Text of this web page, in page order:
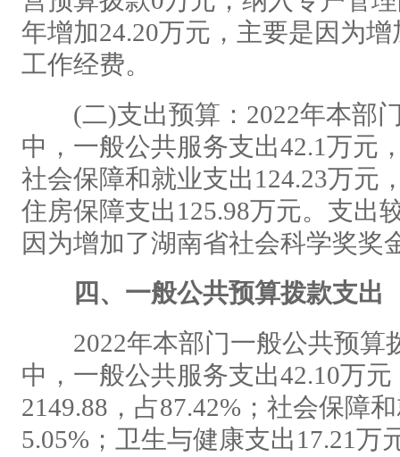
年增加24.20万元，主要是因为
工作经费。
(二)支出预算：2022年本部门
中，一般公共服务支出42.1万元
社会保障和就业支出124.23万元
住房保障支出125.98万元。支出
因为增加了湖南省社会科学奖奖
四、一般公共预算拨款支出
2022年本部门一般公共预算
中，一般公共服务支出42.10万
2149.88，占87.42%；社会保障
5.05%；卫生与健康支出17.21万